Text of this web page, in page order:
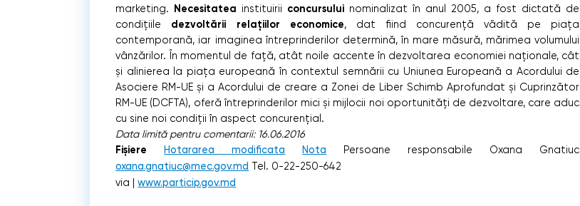
marketing. Necesitatea instituirii concursului nominalizat în anul 2005, a fost dictată de
condiţiile dezvoltării relaţiilor economice, dat fiind concurenţă vădită pe piaţa
contemporană, iar imaginea întreprinderilor determină, în mare măsură, mărimea volumului
vânzărilor. În momentul de faţă, atât noile accente în dezvoltarea economiei naţionale, cât
şi alinierea la piaţa europeană în contextul semnării cu Uniunea Europeană a Acordului de
Asociere RM-UE şi a Acordului de creare a Zonei de Liber Schimb Aprofundat şi Cuprinzător
RM-UE (DCFTA), oferă întreprinderilor mici şi mijlocii noi oportunităţi de dezvoltare, care aduc
cu sine noi condiţii în aspect concurenţial.
Data limită pentru comentarii: 16.06.2016
Fişiere Hotararea modificata Nota Persoane responsabile Oxana Gnatiuc
oxana.gnatiuc@mec.gov.md Tel. 0-22-250-642
via |www.particip.gov.md